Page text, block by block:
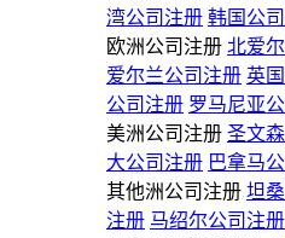
湾公司注册 韩国公
欧洲公司注册 北爱
爱尔兰公司注册 英
公司注册 罗马尼亚
美洲公司注册 圣文
大公司注册 巴拿马
其他洲公司注册 坦
注册 马绍尔公司注册